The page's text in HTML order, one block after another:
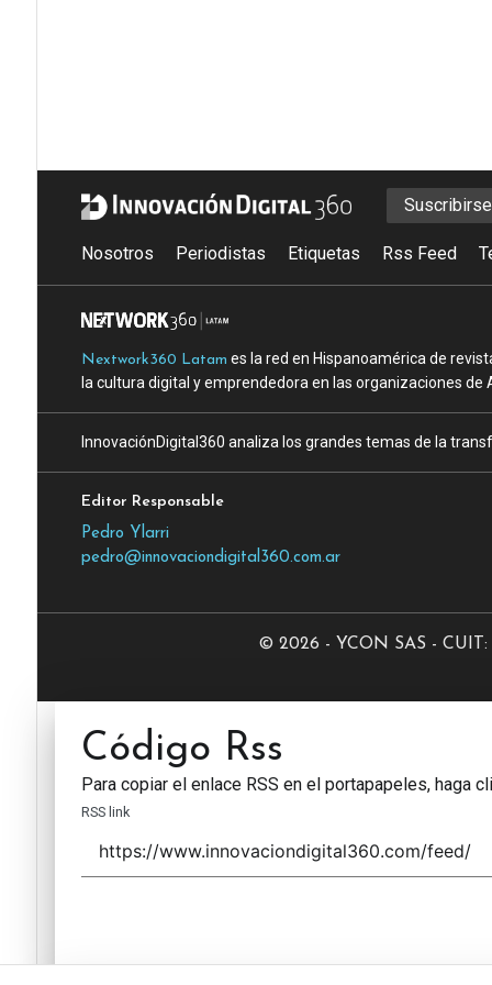
Nosotros Periodistas Etiquetas Rss Feed
Nextwork360 Latam es la red en Hispanoamérica de
la cultura digital y emprendedora en las organizaciones de
InnovaciónDigital360 analiza los grandes temas de la
Editor Responsable
Pedro Ylarri
pedro@innovaciondigital360.com.ar
© 2026 - YCON SAS -
Código Rss
Para copiar el enlace RSS en el portapapeles, haga
RSS link